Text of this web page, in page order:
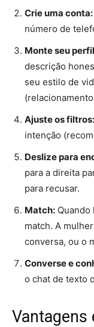
Crie uma conta:
número de
Monte seu
descrição
seu estilo de
Ajuste os filtros:
intenção
Deslize para
para a direita
para recusar.
Match:
match. A
conversa, ou o
Converse e
o chat de texto
Vantagens